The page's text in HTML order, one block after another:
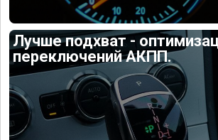
Лучше подхват -
переключений АКПП.